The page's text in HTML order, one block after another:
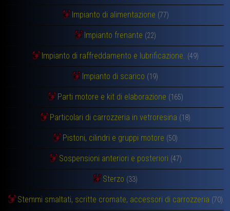
Impianto di alimentazione (77)
Impianto frenante (22)
Impianto di raffreddamento e lubrificazione. (49)
Impianto di scarico (19)
Parti motore e kit di elaborazione (165)
Particolari di carrozzeria in vetroresina (18)
Pistoni, cilindri e gruppi motore (50)
Sospensioni anteriori e posteriori (47)
Sterzo (33)
Stemmi smaltati, scritte cromate, accessori di carrozzeria (70)